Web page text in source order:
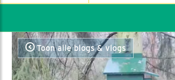
Toon alle blogs & vlogs